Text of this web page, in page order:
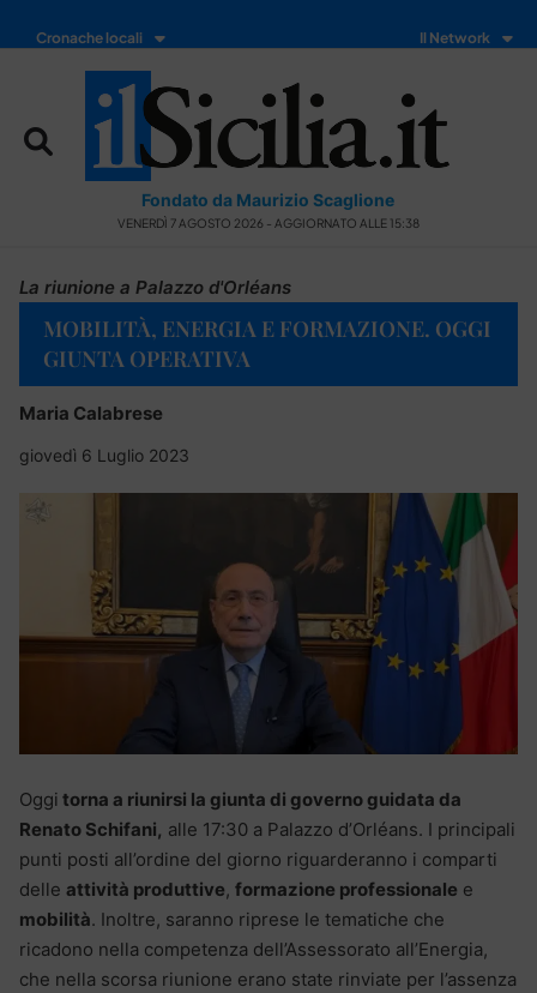
Cronache locali Il Network
Fondato da Maurizio Scaglione
VENERDÌ 7 AGOSTO 2026 - AGGIORNATO ALLE 15:38
La riunione a Palazzo d'Orléans
MOBILITÀ, ENERGIA E FORMAZIONE. OGGI
GIUNTA OPERATIVA
Maria Calabrese
giovedì 6 Luglio 2023
Oggi torna a riunirsi la giunta di governo guidata da
Renato Schifani, alle 17:30 a Palazzo d’Orléans. I principali
punti posti all’ordine del giorno riguarderanno i comparti
delle attività produttive, formazione professionale e
mobilità. Inoltre, saranno riprese le tematiche che
ricadono nella competenza dell’Assessorato all’Energia,
che nella scorsa riunione erano state rinviate per l’assenza